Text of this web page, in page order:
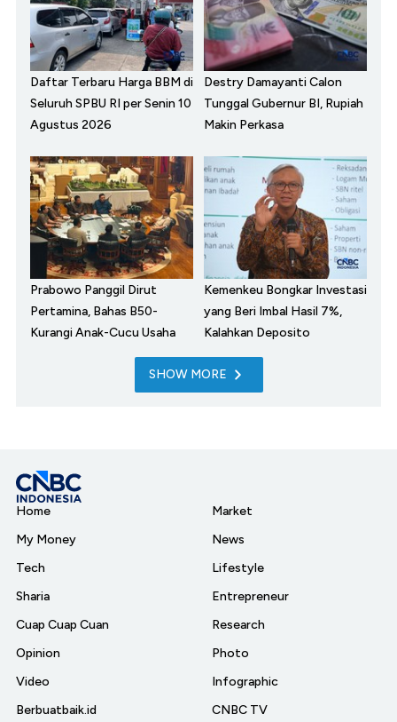
Daftar Terbaru Harga BBM di
Seluruh SPBU RI per Senin 10
Agustus 2026
Destry Damayanti Calon
Tunggal Gubernur BI, Rupiah
Makin Perkasa
Prabowo Panggil Dirut
Pertamina, Bahas B50-
Kurangi Anak-Cucu Usaha
Kemenkeu Bongkar Investasi
yang Beri Imbal Hasil 7%,
Kalahkan Deposito
SHOW MORE
Home
My Money
Tech
Sharia
Cuap Cuap Cuan
Opinion
Video
Berbuatbaik.id
Market
News
Lifestyle
Entrepreneur
Research
Photo
Infographic
CNBC TV